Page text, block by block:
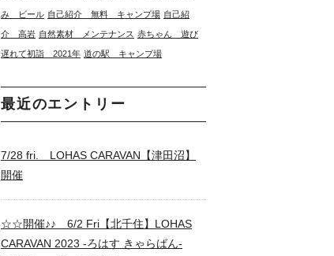
み ビール 自己紹介 無料 キャンプ場 自己紹
介 高岩 自然素材 メンテナンス 赤ちゃん 遊び
遅れて初詣 2021年 道の駅 キャンプ場
最近のエントリー
7/28 fri. LOHAS CARAVAN【津田沼】
開催
☆☆開催♪♪ 6/2 Fri【北千住】LOHAS
CARAVAN 2023 -ろはす きゃらばん-